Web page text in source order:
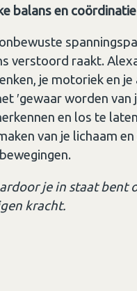
balans en coördinatie
verstoord raakt.
je motoriek en je
′gewaar worden van
en los te
van je lichaam
je in staat bent
kracht.